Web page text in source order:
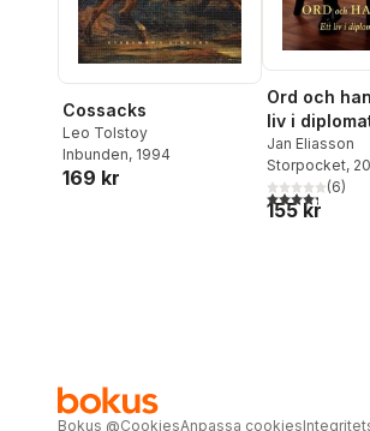
Cossacks
Leo Tolstoy
Inbunden, 1994
169 kr
Ord och
liv i
Jan Eliasson
Storpocket,
4,3utav 5(6)
155 kr
Bokus @CookiesAnpassa cookies